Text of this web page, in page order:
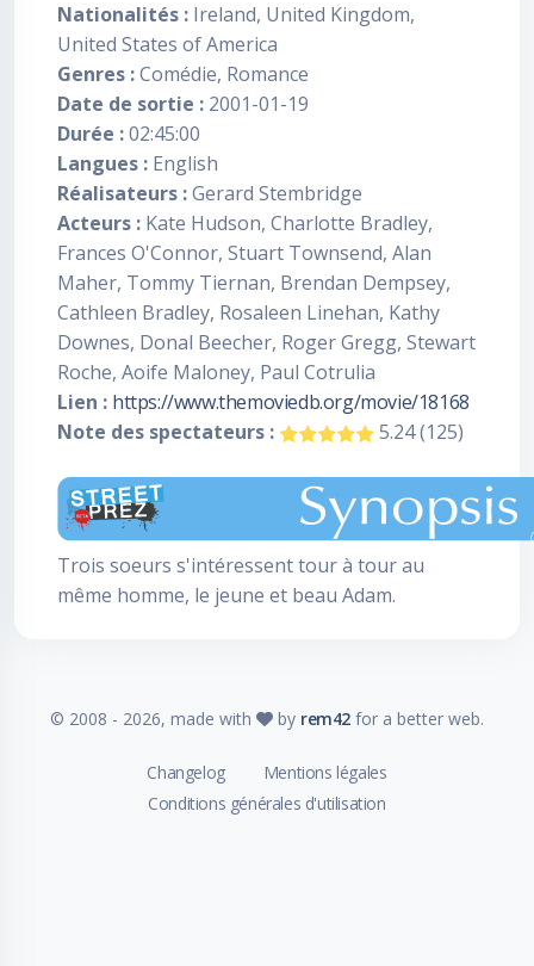
Nationalités : Ireland, United Kingdom,
United States of America
Genres :Comédie, Romance
Date de sortie : 2001-01-19
Durée :02:45:00
Langues : English
Réalisateurs :Gerard Stembridge
Acteurs : Kate Hudson, Charlotte Bradley,
Frances O'Connor, Stuart Townsend, Alan
Maher, Tommy Tiernan, Brendan Dempsey,
Cathleen Bradley, Rosaleen Linehan, Kathy
Downes, Donal Beecher, Roger Gregg, Stewart
Roche, Aoife Maloney, Paul Cotrulia
Lien : https://www.themoviedb.org/movie/18168
Note des spectateurs :
5.24 (125)
Trois soeurs s'intéressent tour à tour au
même homme, le jeune et beau Adam.
© 2008 - 2026, made with by rem42 for a better web.
Changelog
Mentions légales
Conditions générales d'utilisation